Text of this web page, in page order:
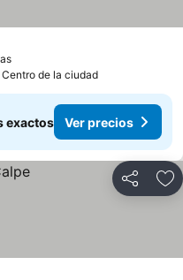
de la ciudad
exactos Ver precios
Compartir